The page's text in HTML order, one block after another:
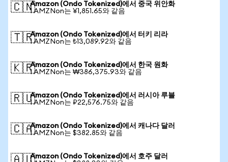
🇨🇳Amazon (Ondo Tokenized)에서 중국 위안화
1 AMZNon는 ¥1,851.65와 같음
🇹🇷Amazon (Ondo Tokenized)에서 터키 리라
1 AMZNon는 ₺13,089.92와 같음
🇰🇷Amazon (Ondo Tokenized)에서 한국 원화
1 AMZNon는 ₩386,375.93와 같음
🇷🇺Amazon (Ondo Tokenized)에서 러시아 루블
1 AMZNon는 ₽22,576.75와 같음
🇨🇦Amazon (Ondo Tokenized)에서 캐나다 달러
1 AMZNon는 $382.85와 같음
Amazon (Ondo Tokenized)에서 호주 달러